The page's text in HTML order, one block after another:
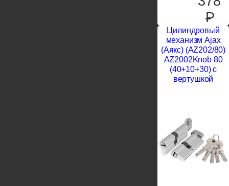
P
Цилиндровый
механизм Ajax
(Аякс) (AZ202/80)
AZ2002Knob 80
(40+10+30) с
вертушкой